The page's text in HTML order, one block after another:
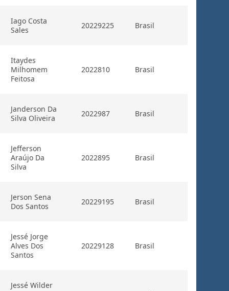
Iago Costa
Sales
20229225 Brasil
Itaydes
Milhomem
Feitosa
2022810 Brasil
Janderson Da
Silva Oliveira
2022987 Brasil
Jefferson
Araújo Da
Silva
2022895 Brasil
Jerson Sena
Dos Santos
20229195 Brasil
Jessé Jorge
Alves Dos
Santos
20229128 Brasil
Jessé Wilder